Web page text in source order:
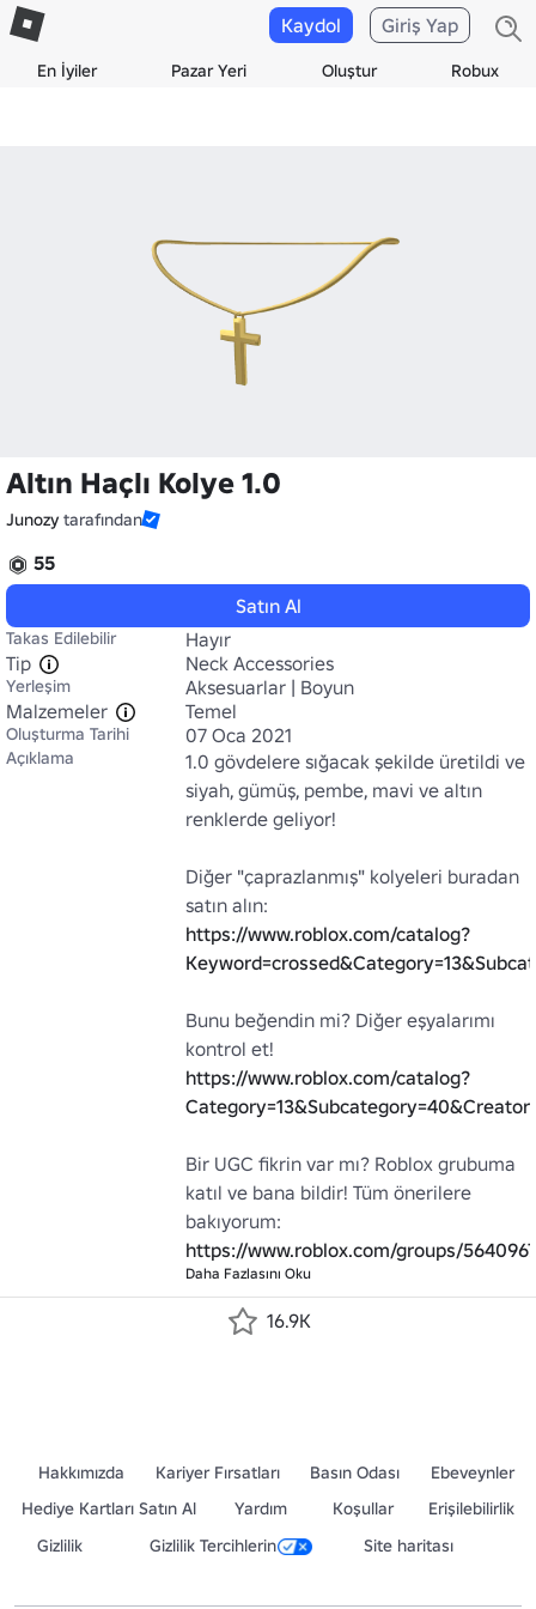
En İyiler Pazar Yeri Oluştur Robux
Kaydol Giriş Yap
Altın Haçlı Kolye 1.0
Junozy tarafından
55
Satın Al
Takas Edilebilir
Hayır
Tip
Neck Accessories
Yerleşim
Aksesuarlar | Boyun
Malzemeler
Temel
Oluşturma Tarihi 07 Oca 2021
Açıklama
1.0 gövdelere sığacak şekilde üretildi ve
siyah, gümüş, pembe, mavi ve altın
renklerde geliyor!
Diğer "çaprazlanmış" kolyeleri buradan
https://www.roblox.com/catalog?
Bunu beğendin mi? Diğer eşyalarımı
https://www.roblox.com/catalog?
Bir UGC fikrin var mı? Roblox grubuma
katıl ve bana bildir! Tüm önerilere
https://www.roblox.com/groups/5640967
Daha Fazlasını Oku
16.9K
Hakkımızda Kariyer Fırsatları Basın Odası
Ebeveynler
Hediye Kartları Satın Al
Yardım Koşullar
Erişilebilirlik
Gizlilik
Gizlilik Tercihlerin Site haritası